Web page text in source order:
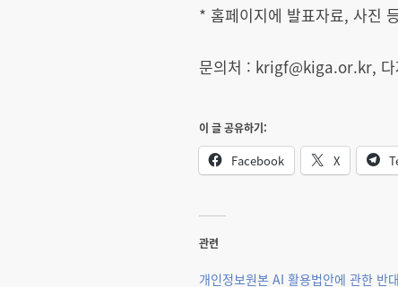
* 홈페이지에 발표자료, 사진
문의처 : krigf@kiga.or.kr, 다
이 글 공유하기:
Facebook X
관련
개인정보원본 AI 활용법안에 관한 반